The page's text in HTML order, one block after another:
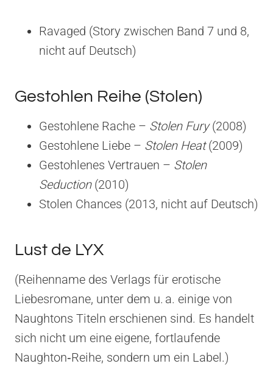
Ravaged (Story zwischen Band 7 und 8,
nicht auf Deutsch)
Gestohlen Reihe (Stolen)
Gestohlene Rache – Stolen Fury(2008)
Gestohlene Liebe – Stolen Heat(2009)
Gestohlenes Vertrauen – Stolen
Seduction(2010)
Stolen Chances (2013, nicht auf Deutsch)
Lust de LYX
(Reihenname des Verlags für erotische
Liebesromane, unter dem u. a. einige von
Naughtons Titeln erschienen sind. Es handelt
sich nicht um eine eigene, fortlaufende
Naughton‑Reihe, sondern um ein Label.)